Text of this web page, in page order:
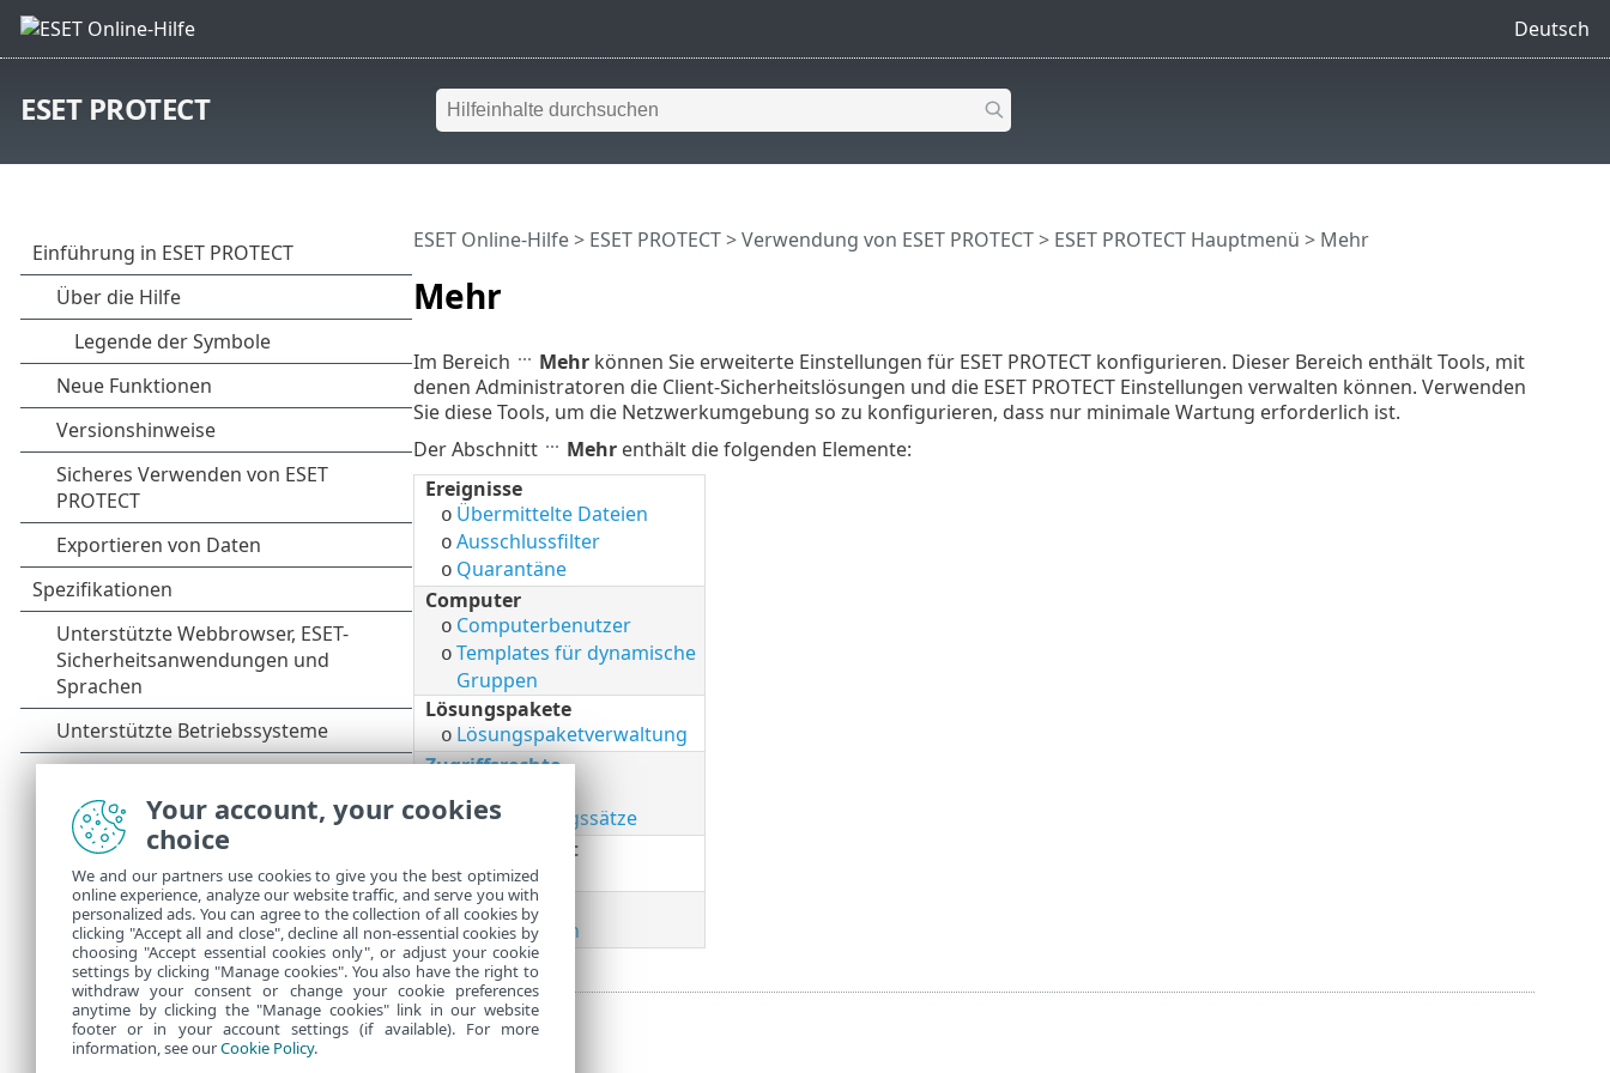
Deutsch
ESET PROTECT
Mehr
ESET Online-Hilfe> ESET PROTECT>Verwendung von ESET PROTECT> ESET PROTECT Hauptmenü > Mehr
Im Bereich Mehrkönnen Sie erweiterte Einstellungen für ESET PROTECT konfigurieren. Dieser Bereich enthält Tools, mit
denen Administratoren die Client-Sicherheitslösungen und die ESET PROTECT Einstellungen verwalten können. Verwenden
Sie diese Tools, um die Netzwerkumgebung so zu konfigurieren, dass nur minimale Wartung erforderlich ist.
Der Abschnitt
Mehrenthält die folgenden Elemente:
Ereignisse
o Übermittelte Dateien
o Ausschlussfilter
o Quarantäne
Computer
o Computerbenutzer
o Templates für dynamische
Gruppen
Lösungspakete
o Lösungspaketverwaltung
Zugriffsrechte
oBerechtigungssätze
Aktivitäts-Audit
oAudit-Log
Admin
oEinstellungen
Your account, your cookies
choice
We and our partners use cookies to give you the best optimized
online experience, analyze our website traffic, and serve you with
personalized ads. You can agree to the collection of all cookies by
clicking "Accept all and close", decline all non-essential cookies by
choosing "Accept essential cookies only", or adjust your cookie
settings by clicking "Manage cookies". You also have the right to
withdraw your consent or change your cookie preferences
anytime by clicking the "Manage cookies" link in our website
footer or in your account settings (if available). For more
information, see ourCookie Policy.